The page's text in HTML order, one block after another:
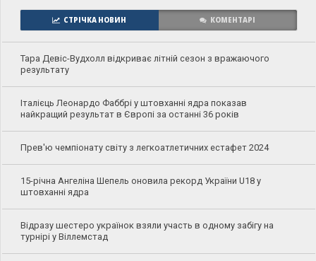
СТРІЧКА НОВИН КОМЕНТАРІ
Тара Девіс-Вудхолл відкриває літній сезон з вражаючого
результату
Італієць Леонардо Фаббрі у штовханні ядра показав
найкращий результат в Європі за останні 36 років
Прев'ю чемпіонату світу з легкоатлетичних естафет 2024
15-річна Ангеліна Шепель оновила рекорд України U18 у
штовханні ядра
Відразу шестеро українок взяли участь в одному забігу на
турнірі у Віллемстад